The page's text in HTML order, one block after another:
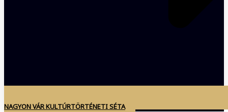
NAGYON VÁR KULTÚRTÖRTÉNETI SÉTA